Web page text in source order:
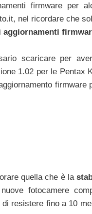
firmware per
nel ricordare che
aggiornamenti
scaricare per
1.02 per le Pentax
firmware
quella che è la
fotocamere
resistere fino a 10